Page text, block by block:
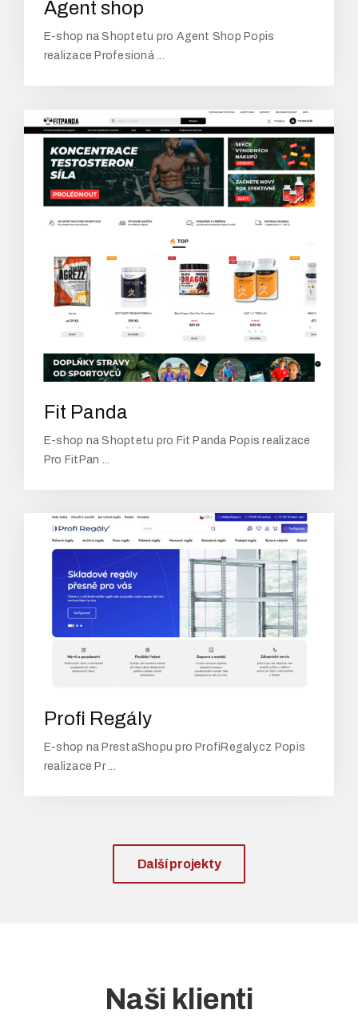
Agent shop
E-shop na Shoptetu pro Agent Shop Popis
realizace Profesioná ...
Fit Panda
E-shop na Shoptetu pro Fit Panda Popis realizace
Pro FitPan ...
Profi Regály
E-shop na PrestaShopu pro ProfiRegaly.cz Popis
realizace Pr ...
Další projekty
Naši klienti